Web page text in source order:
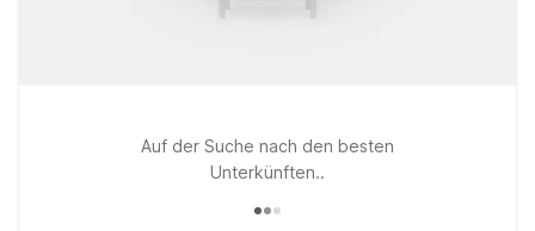
Auf der Suche nach den besten
Unterkünften..